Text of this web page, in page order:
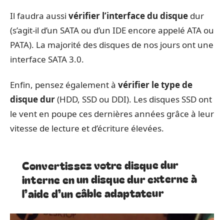
Il faudra aussi vérifier l’interface du disque dur
(s’agit-il d’un SATA ou d’un IDE encore appelé ATA ou
PATA). La majorité des disques de nos jours ont une
interface SATA 3.0.
Enfin, pensez également à vérifier le type de
disque dur(HDD, SSD ou DDI). Les disques SSD ont
le vent en poupe ces dernières années grâce à leur
vitesse de lecture et d’écriture élevées.
Convertissez votre disque dur
interne en un disque dur externe à
l’aide d’un câble adaptateur